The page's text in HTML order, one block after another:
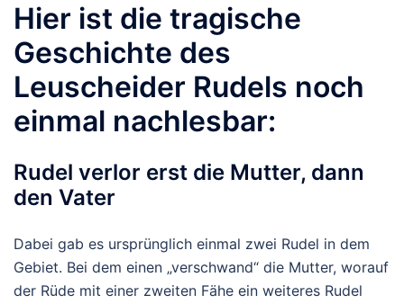
Hier ist die tragische
Geschichte des
Leuscheider Rudels noch
einmal nachlesbar:
Rudel verlor erst die Mutter, dann
den Vater
Dabei gab es ursprünglich einmal zwei Rudel in dem
Gebiet. Bei dem einen „verschwand“ die Mutter, worauf
der Rüde mit einer zweiten Fähe ein weiteres Rudel